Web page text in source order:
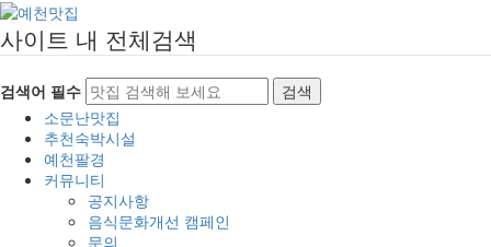
사이트 내 전체검색
검색어 필수
검색
소문난맛집
추천숙박시설
예천팔경
커뮤니티
공지사항
음식문화개선 캠페인
문의